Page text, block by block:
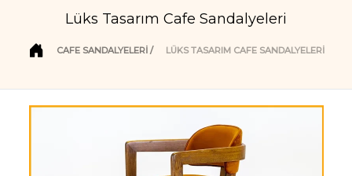
Lüks Tasarım Cafe Sandalyeleri
CAFE SANDALYELERI LÜKS TASARIM CAFE SANDALYELERI